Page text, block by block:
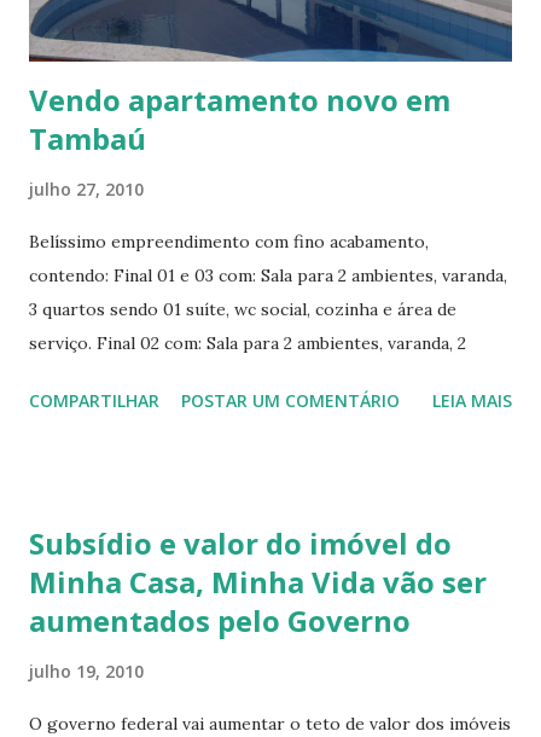
Vendo apartamento novo em
Tambaú
julho 27, 2010
Belíssimo empreendimento com fino acabamento,
contendo: Final 01 e 03 com: Sala para 2 ambientes, varanda,
3 quartos sendo 01 suíte, wc social, cozinha e área de
serviço. Final 02 com: Sala para 2 ambientes, varanda, 2
FINAL POSIÇÃO ÁREA ÚTIL F 01 Sul 80,94m² F 02
jogos o Salão de festas o Sala de ginastica/fitness o
Revestimento Externo o Piscina o Interfone o Hall Social o
Guarita o Grupo gerador o Gás encanado o Elevador o Bar
Antena coletiva o Água i...
COMPARTILHAR POSTAR UM COMENTÁRIO LEIA MAIS
Subsídio e valor do imóvel do
Minha Casa, Minha Vida vão ser
aumentados pelo Governo
julho 19, 2010
O governo federal vai aumentar o teto de valor dos imóveis